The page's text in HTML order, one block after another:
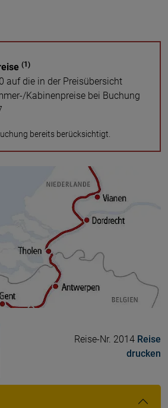
(1)
auf die in der Preisübersicht
Kabinenpreise bei Buchung
bereits berücksichtigt.
Reise-Nr. 2014 Reise
drucken